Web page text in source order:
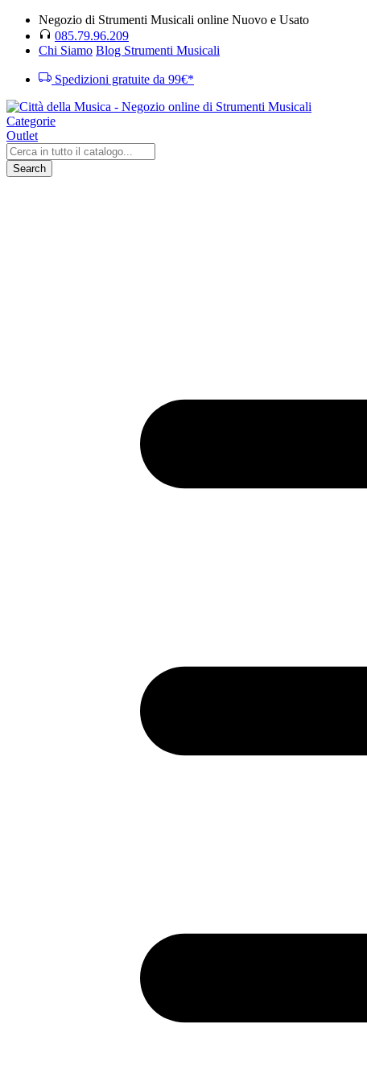
Negozio di Strumenti Musicali online Nuovo e Usato
085.79.96.209
Chi Siamo Blog Strumenti Musicali
Spedizioni gratuite da 99€*
Categorie
Outlet
Search